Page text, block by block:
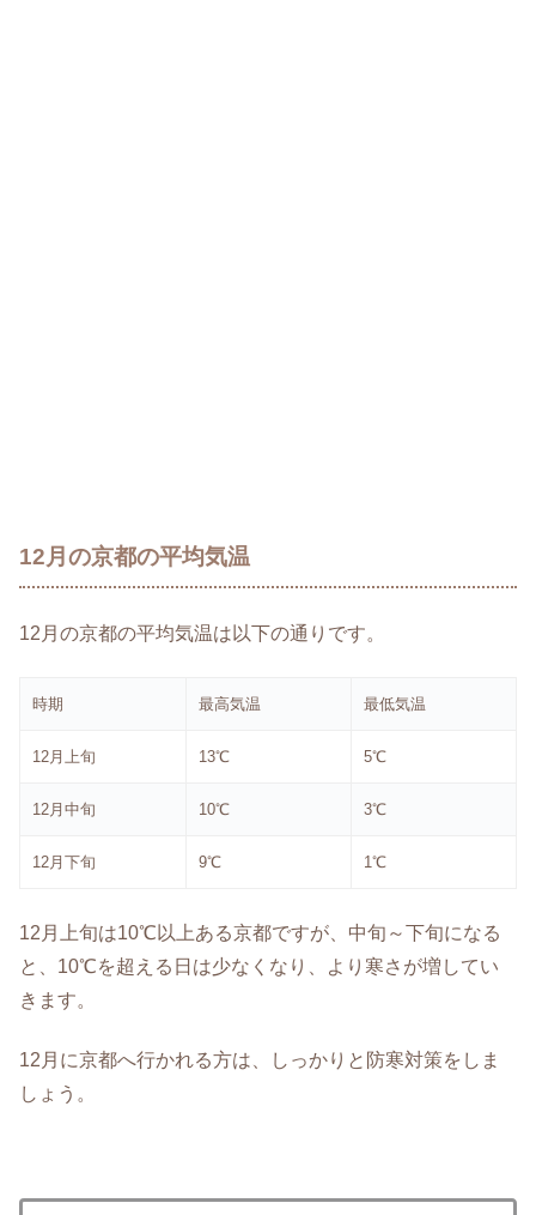
12月の京都の平均気温
12月の京都の平均気温は以下の通りです。
時期 最高気温 最低気温
12月上旬 13℃ 5℃
12月中旬 10℃ 3℃
12月下旬 9℃ 1℃
12月上旬は10℃以上ある京都ですが、中旬～下旬になる
と、10℃を超える日は少なくなり、より寒さが増してい
きます。
12月に京都へ行かれる方は、しっかりと防寒対策をしま
しょう。